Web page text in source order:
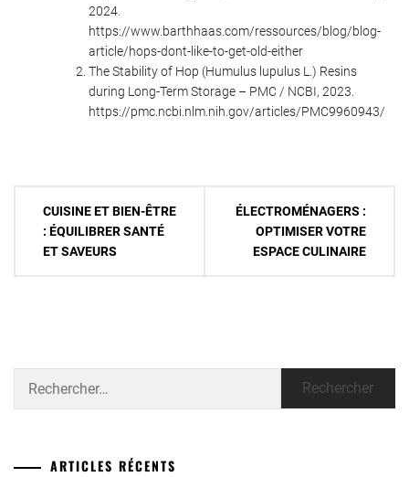
2024.
https://www.barthhaas.com/ressources/blog/blog-
article/hops-dont-like-to-get-old-either
The Stability of Hop (Humulus lupulus L.) Resins
during Long-Term Storage – PMC / NCBI, 2023.
https://pmc.ncbi.nlm.nih.gov/articles/PMC9960943/
Navigation
l’article
CUISINE ET BIEN-ÊTRE
: ÉQUILIBRER SANTÉ
ET SAVEURS
ÉLECTROMÉNAGERS :
OPTIMISER VOTRE
ESPACE CULINAIRE
ARTICLES RÉCENTS